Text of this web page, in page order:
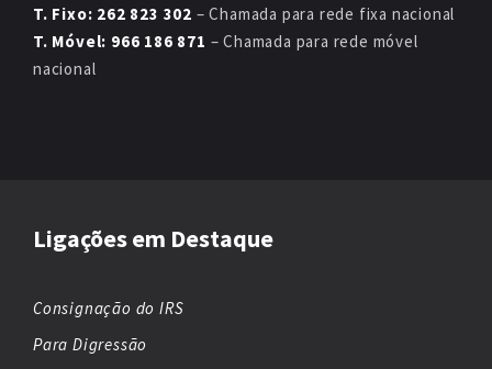
T. Fixo: 262 823 302 – Chamada para rede fixa nacional
T. Móvel: 966 186 871 – Chamada para rede móvel
nacional
Ligações em Destaque
Consignação do IRS
Para Digressão